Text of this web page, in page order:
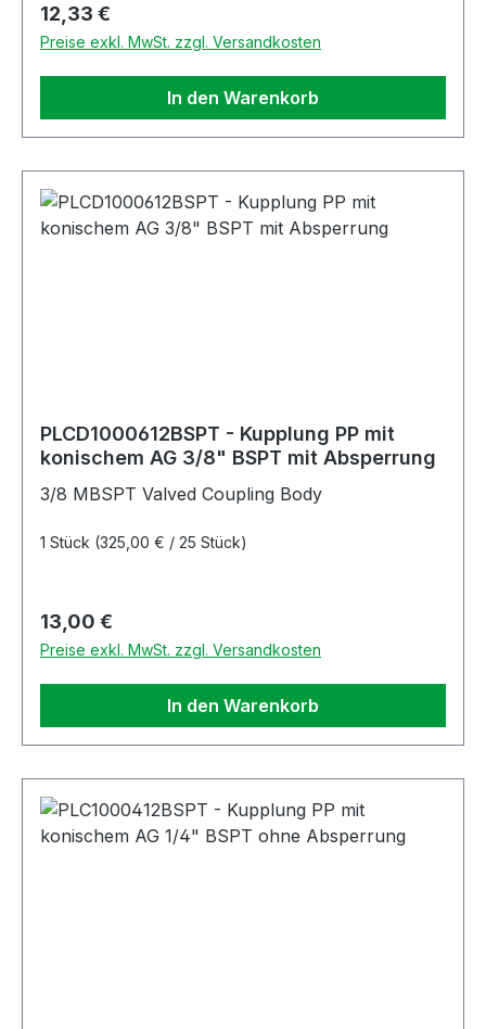
Regulärer Preis:
12,33 €
Preise exkl. MwSt. zzgl. Versandkosten
In den Warenkorb
PLCD1000612BSPT - Kupplung PP mit
konischem AG 3/8" BSPT mit Absperrung
3/8 MBSPT Valved Coupling Body
1 Stück (325,00 € / 25 Stück)
Regulärer Preis:
13,00 €
Preise exkl. MwSt. zzgl. Versandkosten
In den Warenkorb